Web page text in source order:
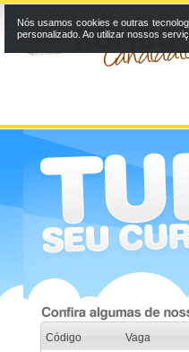
Código Vaga
Nós usamos cookies e outras
personalizado. Ao utilizar nossos